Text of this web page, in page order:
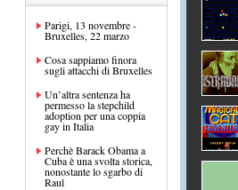
Parigi, 13 novembre -
Bruxelles, 22 marzo
Cosa sappiamo finora
sugli attacchi di Bruxelles
Un’altra sentenza ha
permesso la stepchild
adoption per una coppia
gay in Italia
Perchè Barack Obama a
Cuba è una svolta storica,
nonostante lo sgarbo di
Raul